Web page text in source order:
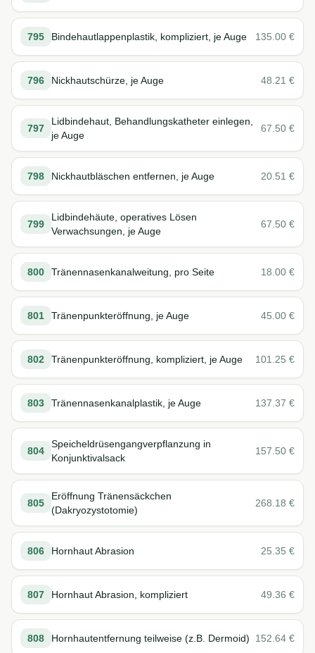
795 Bindehautlappenplastik, kompliziert, je Auge 135.00 €
796 Nickhautschürze, je Auge 48.21 €
797
Lidbindehaut, Behandlungskatheter einlegen,
je Auge
67.50 €
798 Nickhautbläschen entfernen, je Auge 20.51 €
799
Lidbindehäute, operatives Lösen
Verwachsungen, je Auge
67.50 €
800 Tränennasenkanalweitung, pro Seite 18.00 €
801 Tränenpunkteröffnung, je Auge 45.00 €
802 Tränenpunkteröffnung, kompliziert, je Auge 101.25 €
803 Tränennasenkanalplastik, je Auge 137.37 €
804
Speicheldrüsengangverpflanzung in
Konjunktivalsack
157.50 €
805
Eröffnung Tränensäckchen
(Dakryozystotomie)
268.18 €
806 Hornhaut Abrasion 25.35 €
807 Hornhaut Abrasion, kompliziert 49.36 €
808 Hornhautentfernung teilweise (z.B. Dermoid) 152.64 €